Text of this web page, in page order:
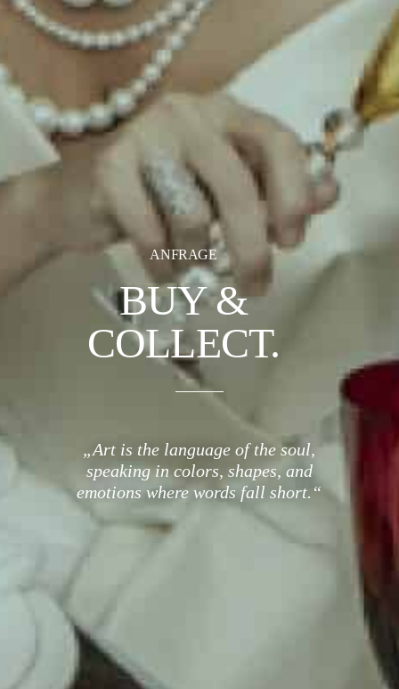
ANFRAGE
BUY &
COLLECT.
„Art is the language of the soul,
speaking in colors, shapes, and
emotions where words fall short.“